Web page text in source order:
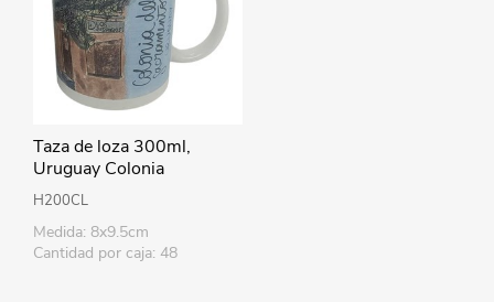
Taza de loza 300ml,
Uruguay Colonia
H200CL
Medida: 8x9.5cm
Cantidad por caja: 48